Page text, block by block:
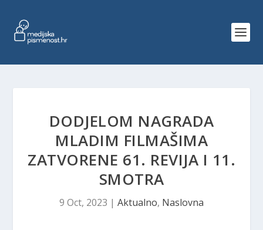
DODJELOM NAGRADA
MLADIM FILMAŠIMA
ZATVORENE 61. REVIJA I 11.
SMOTRA
9 Oct, 2023 | Aktualno, Naslovna